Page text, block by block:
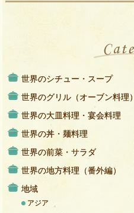
世界のシチュー・スープ
世界のグリル（オーブン料理）
世界の大皿料理・宴会料理
世界の丼・麺料理
世界の前菜・サラダ
世界の地方料理（番外編）
地域
アジア